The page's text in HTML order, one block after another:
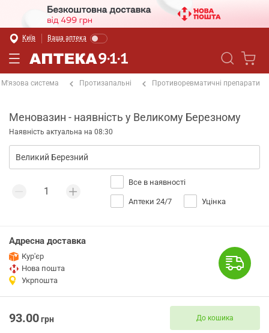
Київ Ваша аптека
М'язова система Протизапальні Противоревматичні препарати
Меновазин - наявність у Великому Березному
Наявність актуальна на 08:30
Все в наявності
Аптеки 24/7 Уцінка
Адресна доставка
Кур'єр
Нова пошта
Укрпошта
93.00грн До кошика